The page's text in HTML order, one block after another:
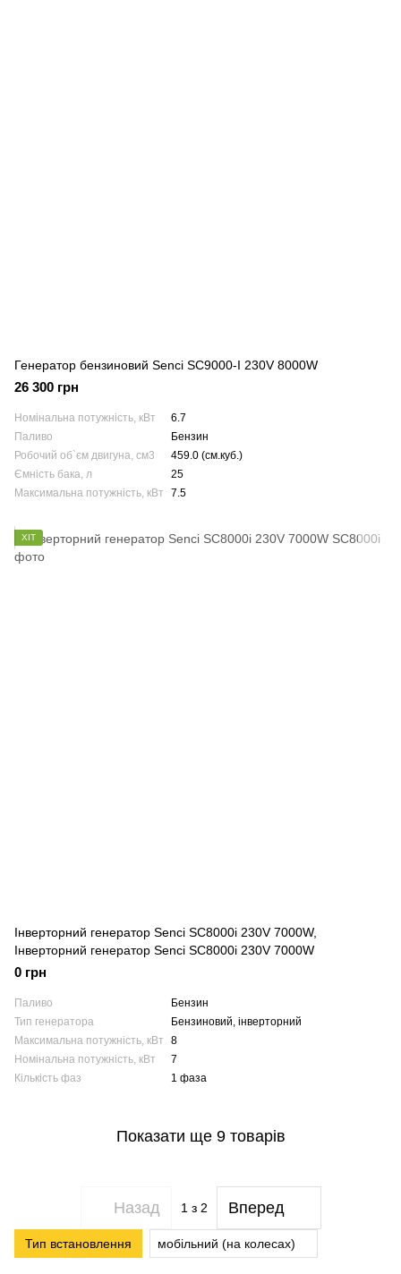
Генератор бензиновий Senci SC9000-I 230V 8000W
26 300 грн
Номінальна потужність, кВт
6.7
Паливо
Бензин
Робочий об`єм двигуна, см3
459.0 (см.куб.)
Ємність бака, л
25
Максимальна потужність, кВт
7.5
ХІТ
Інверторний генератор Senci SC8000i 230V 7000W,
Інверторний генератор Senci SC8000i 230V 7000W
0 грн
Паливо
Бензин
Тип генератора
Бензиновий, інверторний
Максимальна потужність, кВт
8
Номінальна потужність, кВт
7
Кількість фаз
1 фаза
Показати ще 9 товарів
Назад 1 з 2 Вперед
Тип встановлення мобільний (на колесах)